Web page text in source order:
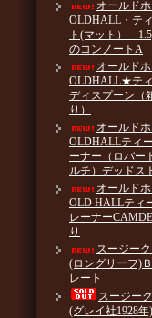
オールド
OLDHALL・テ
ト(マット）
のコンノートA
オールド
OLDHALL★テ
ディスプーン（
り）
オールド
OLDHALLティ
ーナー（ロバー
ルチ）デッドス
オールド
OLD HALLティ
レーナー
り
スージー
(ロングリーフ)
レート
スージー
(グレイ社1928